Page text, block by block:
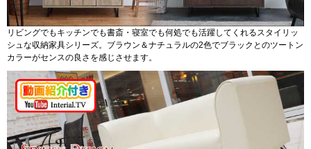
リビングでもキッチンでも書斎・寝室でも何処でも活躍してくれるスタイリッ
シュな収納家具シリーズ。ブラウン＆ナチュラルの2色でブラックとのツートン
カラーがセンスの良さを感じさせます。